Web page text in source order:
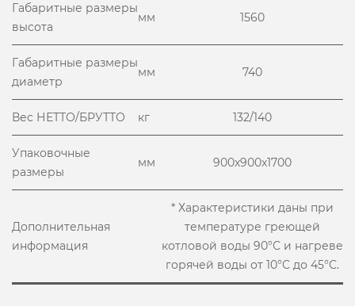
Габаритные размеры
высота
мм 1560
Габаритные размеры
диаметр
мм 740
Вес НЕТТО/БРУТТО кг 132/140
Упаковочные
размеры
мм 900x900x1700
Дополнительная
информация
* Характеристики даны при
температуре греющей
котловой воды 90°С и нагреве
горячей воды от 10°С до 45°С.